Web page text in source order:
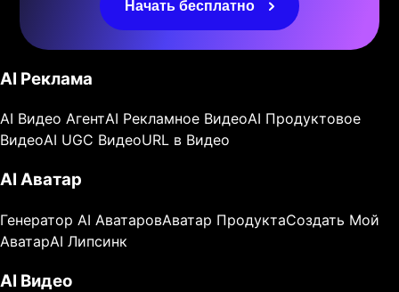
Начать бесплатно
AI Реклама
AI Видео АгентAI Рекламное ВидеоAI Продуктовое
ВидеоAI UGC ВидеоURL в Видео
AI Аватар
Генератор AI АватаровАватар ПродуктаСоздать Мой
АватарAI Липсинк
AI Видео